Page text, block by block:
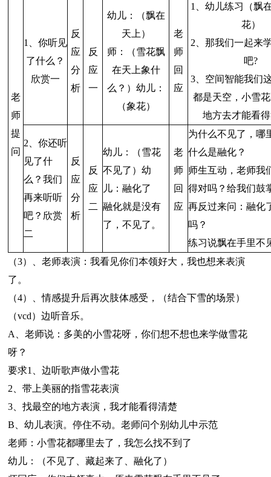
老
师
提
问
1、你听见
了什么？
欣赏一
反
应
分
析
反
应
一
幼儿：（飘在
天上）
师：（雪花飘
在天上象什
么？）幼儿：
（象花）
老
师
回
应
1、幼儿练习（飘
花）
2、那我们一起来
吧?
3、空间智能我们
都是天空，小雪
地方去才能看
2、你还听
见了什
么？我们
再来听听
吧？欣赏
二
反
应
分
析
反
应
二
幼儿：（雪花
不见了）幼
儿：融化了
融化就是没有
了，不见了。
老
师
回
应
为什么不见了，哪
什么是融化？
师生互动，老师我
得对吗？给我们鼓
再反过来问：融化
吗？
练习说飘在手里不
（3）、老师表演：我看见你们本领好大，我也想来表演
了。
（4）、情感提升后再次肢体感受，（结合下雪的场景）
（vcd）边听音乐。
A、老师说：多美的小雪花呀，你们想不想也来学做雪花
呀？
要求1、边听歌声做小雪花
2、带上美丽的指雪花表演
3、找最空的地方表演，我才能看得清楚
B、幼儿表演。停住不动。老师问个别幼儿中示范
老师：小雪花都哪里去了，我怎么找不到了
幼儿：（不见了、藏起来了、融化了）